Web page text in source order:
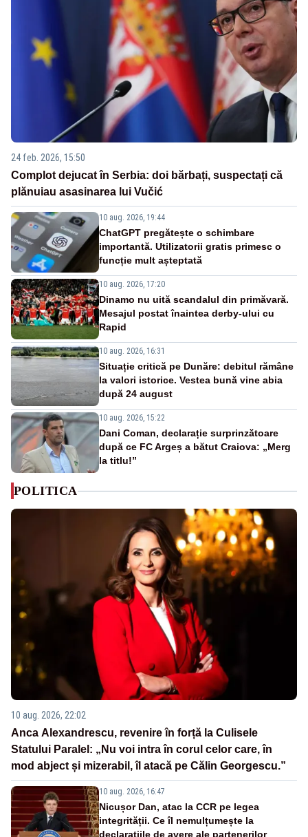
24 feb. 2026, 15:50
Complot dejucat în Serbia: doi bărbați, suspectați că
plănuiau asasinarea lui Vučić
10 aug. 2026, 19:44
ChatGPT pregătește o schimbare
importantă. Utilizatorii gratis primesc o
funcție mult așteptată
10 aug. 2026, 17:20
Dinamo nu uită scandalul din primăvară.
Mesajul postat înaintea derby-ului cu
Rapid
10 aug. 2026, 16:31
Situație critică pe Dunăre: debitul rămâne
la valori istorice. Vestea bună vine abia
după 24 august
10 aug. 2026, 15:22
Dani Coman, declarație surprinzătoare
după ce FC Argeș a bătut Craiova: „Merg
la titlu!”
POLITICA
10 aug. 2026, 22:02
Anca Alexandrescu, revenire în forță la Culisele
Statului Paralel: „Nu voi intra în corul celor care, în
mod abject și mizerabil, îl atacă pe Călin Georgescu.”
10 aug. 2026, 16:47
Nicușor Dan, atac la CCR pe legea
integrității. Ce îl nemulțumește la
declarațiile de avere ale partenerilor